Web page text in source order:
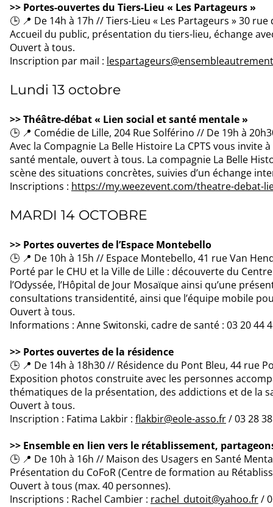
>> Portes-ouvertes du Tiers-Lieu « Les Partageurs »
🕒 📍 De 14h à 17h // Tiers-Lieu « Les Partageurs » 30
Accueil du public, présentation du tiers-lieu, échange
Ouvert à tous.
Inscription par mail :
Lundi 13 octobre
>> Théâtre-débat « Lien social et santé mentale »
🕒 📍 Comédie de Lille, 204 Rue Solférino // De 19h à
Avec la Compagnie La Belle Histoire La CPTS vous
santé mentale, ouvert à tous. La compagnie La Belle
scène des situations concrètes, suivies d’un échange
Inscriptions : https://my.weezevent.com/theatre-debat-
MARDI 14 OCTOBRE
>> Portes ouvertes de l’Espace Montebello
🕒 📍 De 10h à 15h // Espace Montebello, 41 rue Van
Porté par le CHU et la Ville de Lille : découverte du
l’Odyssée, l’Hôpital de Jour Mosaïque ainsi qu’une
consultations transidentité, ainsi que l’équipe mobile
Ouvert à tous.
Informations : Anne Switonski, cadre de santé : 03 20 44
>> Portes ouvertes de la résidence
🕒 📍 De 14h à 18h30 // Résidence du Pont Bleu, 44 rue
Exposition photos construite avec les personnes
thématiques de la présentation, des addictions et de la
Ouvert à tous.
Inscription : Fatima Lakbir : flakbir@eole-asso.fr/ 03 28
>> Ensemble en lien vers le rétablissement,
🕒 📍 De 10h à 16h // Maison des Usagers en Santé
Présentation du CoFoR (Centre de formation au
Ouvert à tous (max. 40 personnes).
Inscriptions : Rachel Cambier : rachel_dutoit@yahoo.fr/